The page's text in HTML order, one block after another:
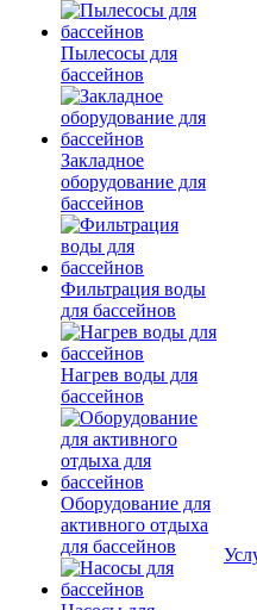
Пылесосы для
бассейнов
Закладное
оборудование для
бассейнов
Фильтрация воды
для бассейнов
Нагрев воды для
бассейнов
Оборудование для
активного отдыха
для бассейнов